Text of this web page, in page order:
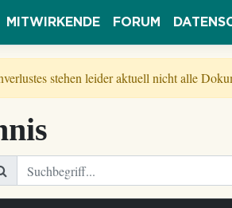
MITWIRKENDE FORUM
stehen leider aktuell nicht alle